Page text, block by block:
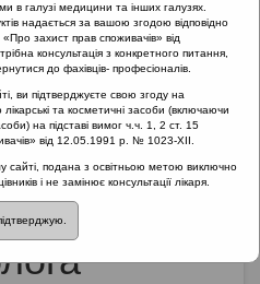
11
дані, не віднесені до інших
отоларинголога
в
в галузі медицини та інших галузях.
надається за вашою згодою відповідно
захист прав споживачів» від
консультація з конкретного питання,
до фахівців- професіоналів.
ви підтверджуєте свою згоду на
та косметичні засоби (включаючи
на підставі вимог ч.ч. 1, 2 ст. 15
від 12.05.1991 р. № 1023-XII.
сайті, подана з освітньою метою виключно
і не замінює консультації лікаря.